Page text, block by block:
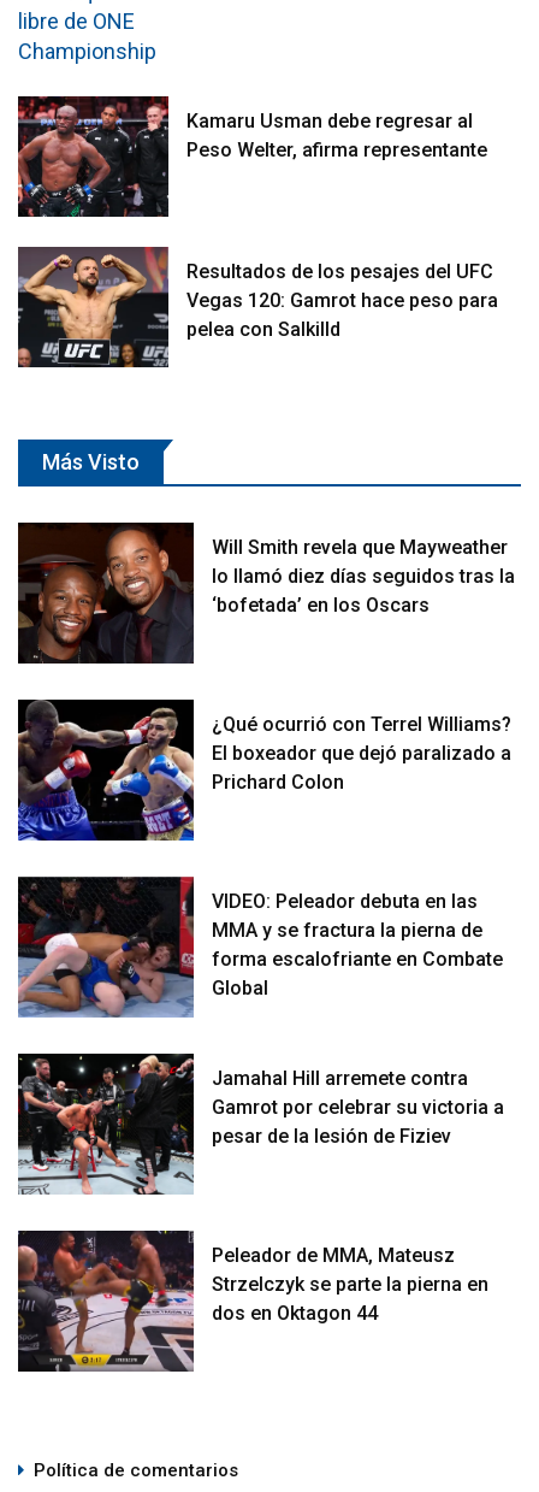
Kamaru Usman debe regresar al
Peso Welter, afirma representante
Resultados de los pesajes del UFC
Vegas 120: Gamrot hace peso para
pelea con Salkilld
Más Visto
Will Smith revela que Mayweather
lo llamó diez días seguidos tras la
‘bofetada’ en los Oscars
¿Qué ocurrió con Terrel Williams?
El boxeador que dejó paralizado a
Prichard Colon
VIDEO: Peleador debuta en las
MMA y se fractura la pierna de
forma escalofriante en Combate
Global
Jamahal Hill arremete contra
Gamrot por celebrar su victoria a
pesar de la lesión de Fiziev
Peleador de MMA, Mateusz
Strzelczyk se parte la pierna en
dos en Oktagon 44
Política de comentarios